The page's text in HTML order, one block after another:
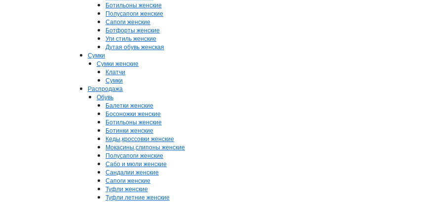
Ботильоны женские
Полусапоги женские
Сапоги женские
Ботфорты женские
Уги стиль женские
Дутая обувь женская
Сумки
Сумки женские
Клатчи
Сумки
Распродажа
Обувь
Балетки женские
Босоножки женские
Ботильоны женские
Ботинки женские
Кеды,кроссовки женские
Мокасины,слипоны женские
Полусапоги женские
Сабо и мюли женские
Сандалии женские
Сапоги женские
Туфли женские
Туфли летние женские